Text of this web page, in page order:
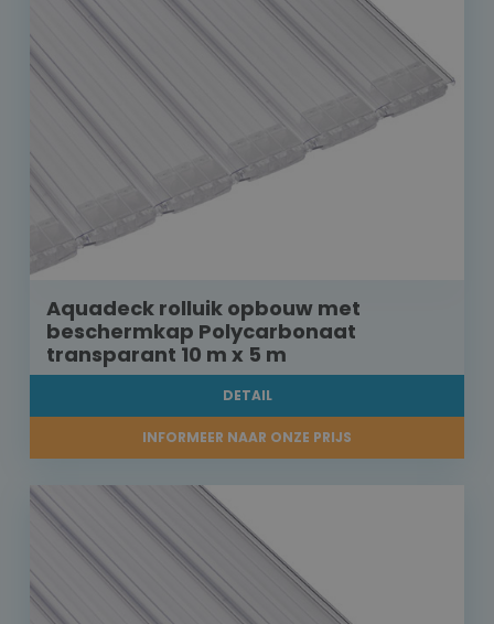
Aquadeck rolluik opbouw met
beschermkap Polycarbonaat
transparant 10 m x 5 m
DETAIL
INFORMEER NAAR ONZE PRIJS